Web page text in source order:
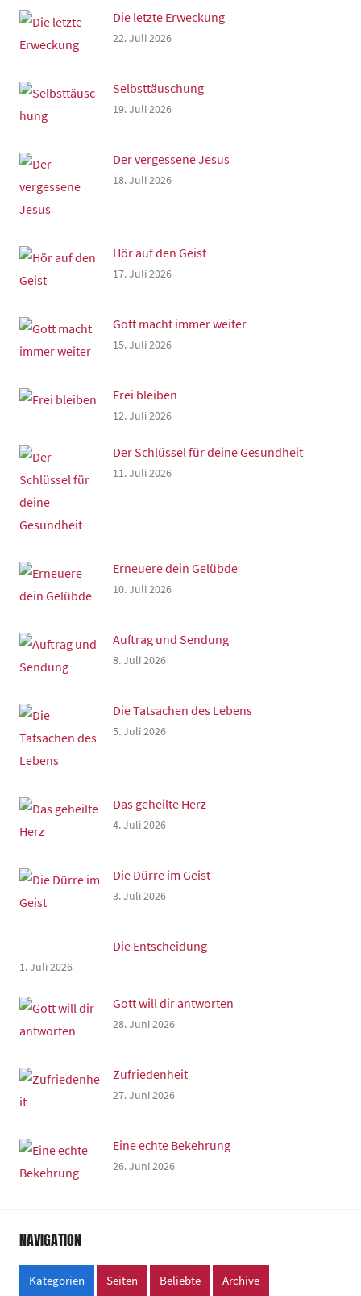
Die letzte Erweckung
22. Juli 2026
Selbsttäuschung
19. Juli 2026
Der vergessene Jesus
18. Juli 2026
Hör auf den Geist
17. Juli 2026
Gott macht immer weiter
15. Juli 2026
Frei bleiben
12. Juli 2026
Der Schlüssel für deine Gesundheit
11. Juli 2026
Erneuere dein Gelübde
10. Juli 2026
Auftrag und Sendung
8. Juli 2026
Die Tatsachen des Lebens
5. Juli 2026
Das geheilte Herz
4. Juli 2026
Die Dürre im Geist
3. Juli 2026
Die Entscheidung
1. Juli 2026
Gott will dir antworten
28. Juni 2026
Zufriedenheit
27. Juni 2026
Eine echte Bekehrung
26. Juni 2026
NAVIGATION
Kategorien Seiten Beliebte Archive